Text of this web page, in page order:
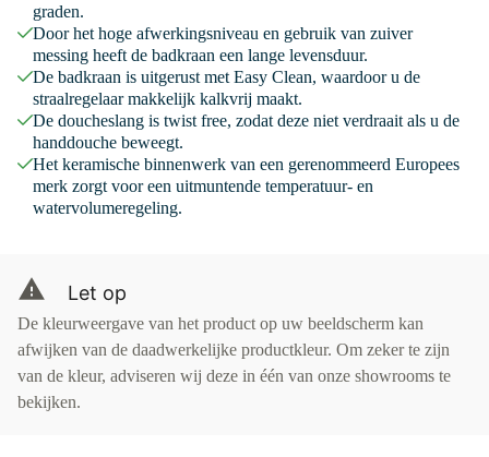
graden.
Door het hoge afwerkingsniveau en gebruik van zuiver
messing heeft de badkraan een lange levensduur.
De badkraan is uitgerust met Easy Clean, waardoor u de
straalregelaar makkelijk kalkvrij maakt.
De doucheslang is twist free, zodat deze niet verdraait als u de
handdouche beweegt.
Het keramische binnenwerk van een gerenommeerd Europees
merk zorgt voor een uitmuntende temperatuur- en
watervolumeregeling.
Let op
De kleurweergave van het product op uw beeldscherm kan
afwijken van de daadwerkelijke productkleur. Om zeker te zijn
van de kleur, adviseren wij deze in één van onze showrooms te
bekijken.